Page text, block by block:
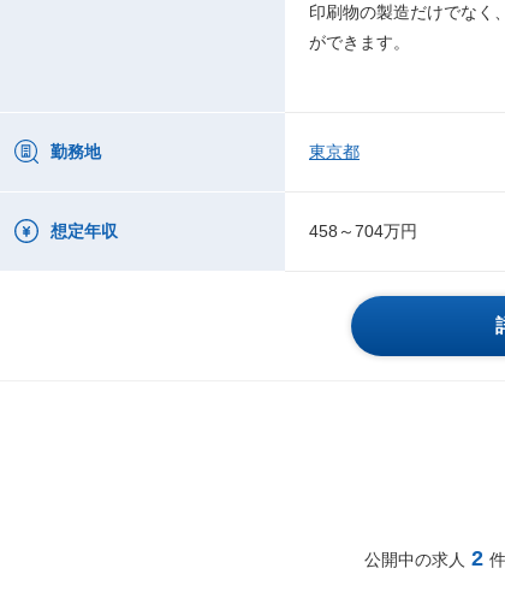
印刷物の製造だけでなく
ができます。
勤務地 東京都
想定年収 458～704万円
公開中の求人 2 件